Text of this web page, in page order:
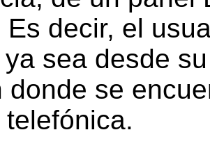
Es decir, el
sea desde
donde se